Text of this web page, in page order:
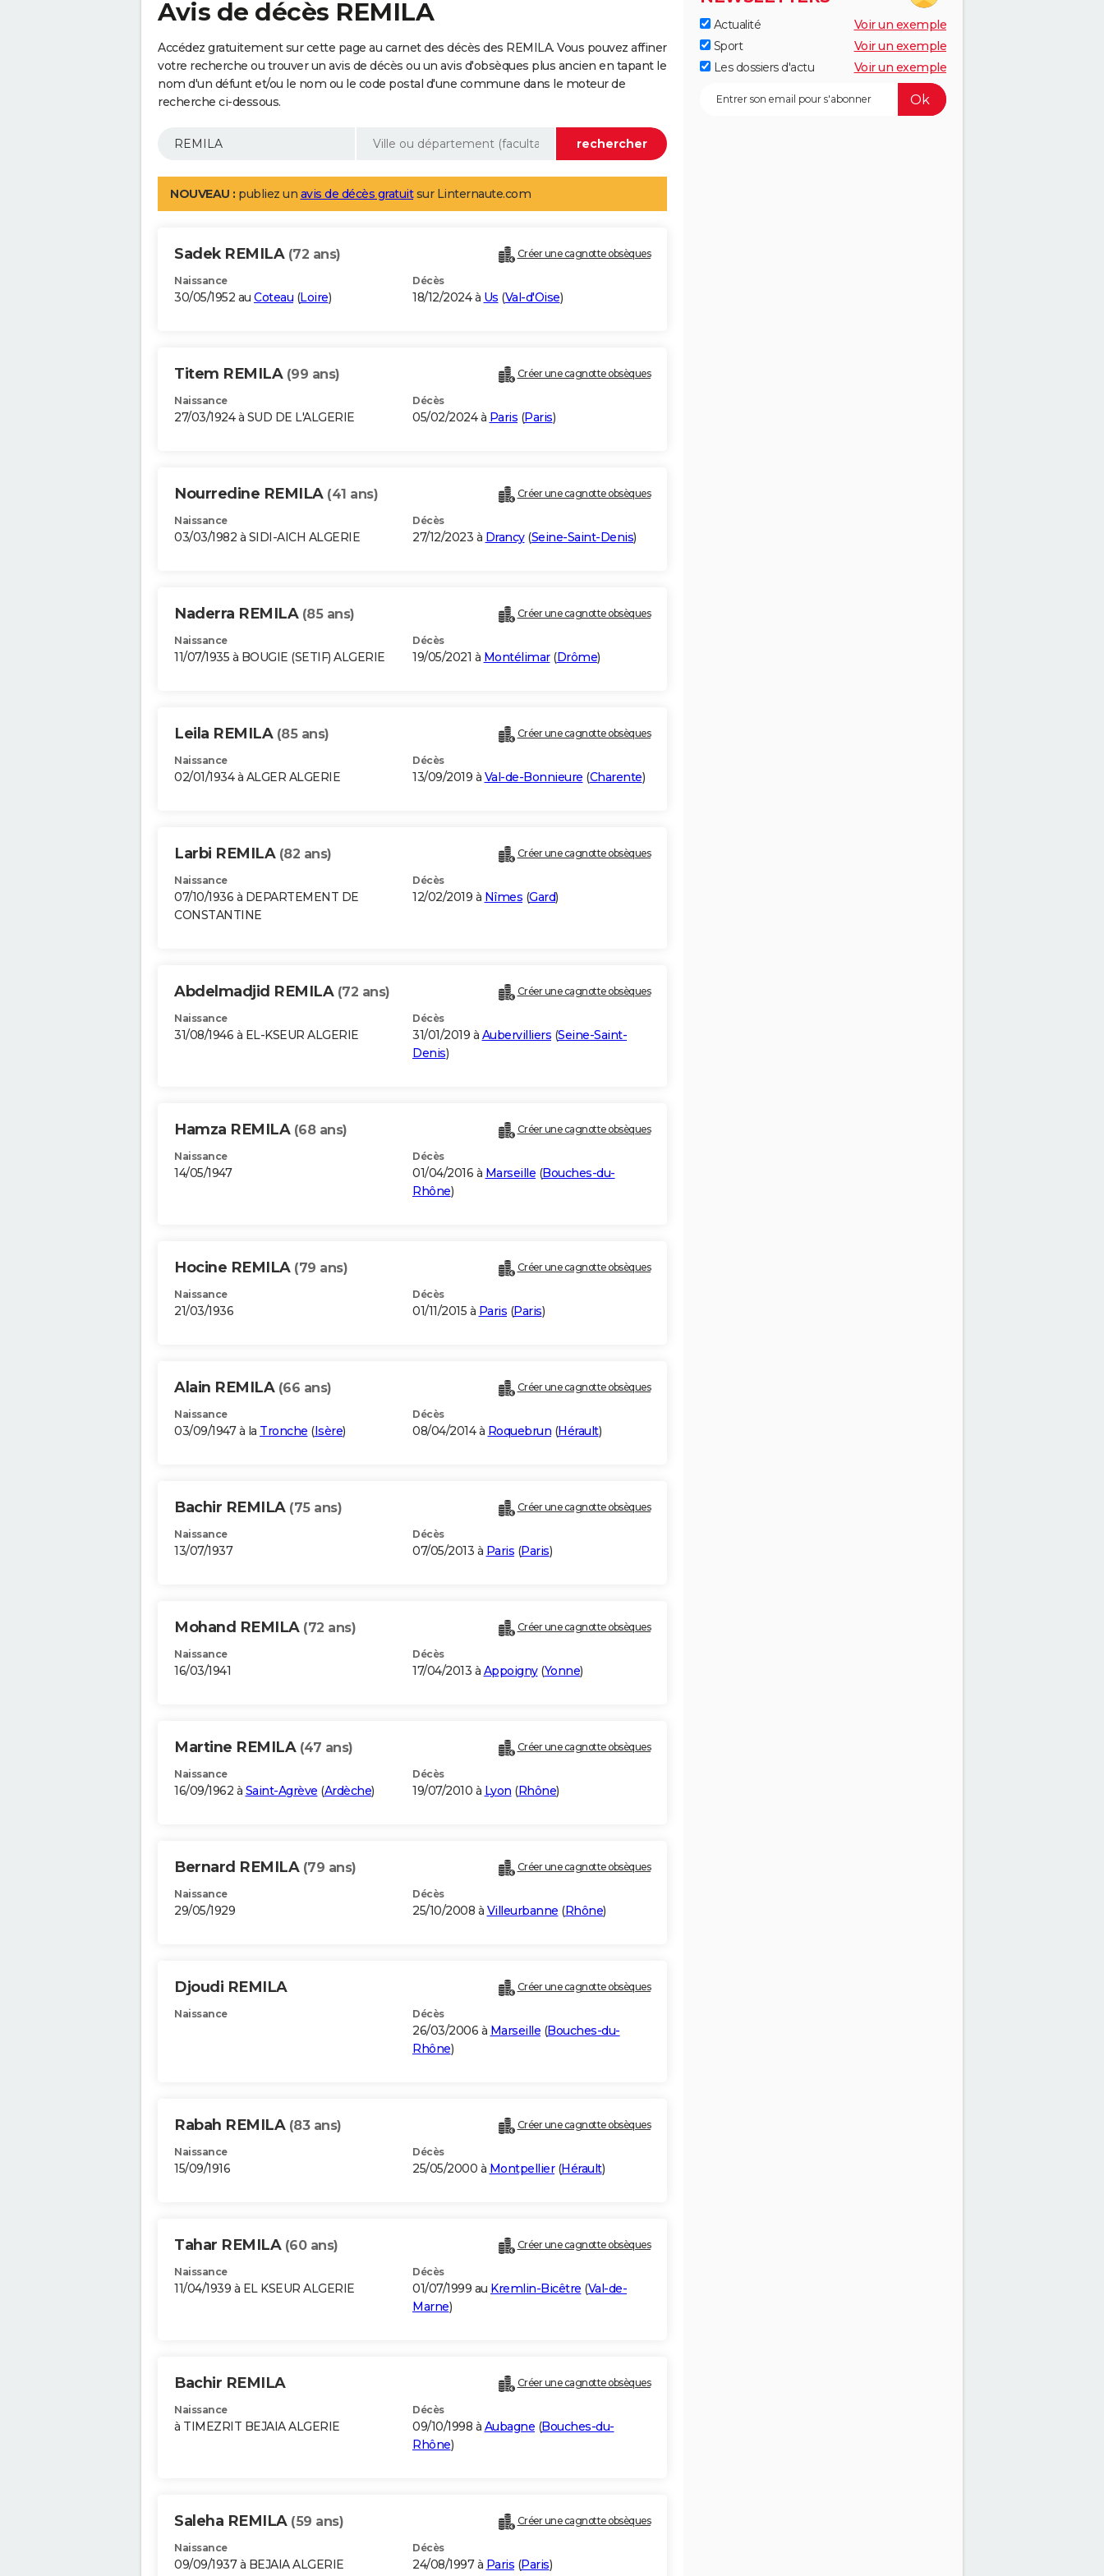
Avis de décès REMILA
Accédez gratuitement sur cette page au carnet des décès des REMILA. Vous pouvez affiner
votre recherche ou trouver un avis de décès ou un avis d'obsèques plus ancien en tapant le
nom d'un défunt et/ou le nom ou le code postal d'une commune dans le moteur de
recherche ci-dessous.
NOUVEAU : publiez un avis de décès gratuitsur Linternaute.com
Sadek REMILA (72 ans) Créer une cagnotte obsèques
Naissance
30/05/1952 au Coteau (Loire)
Décès
18/12/2024 à Us (Val-d'Oise)
Titem REMILA (99 ans) Créer une cagnotte obsèques
Naissance
27/03/1924 à SUD DE L'ALGERIE
Décès
05/02/2024 à Paris (Paris)
Nourredine REMILA (41 ans) Créer une cagnotte obsèques
Naissance
03/03/1982 à SIDI-AICH ALGERIE
Décès
27/12/2023 à Drancy(Seine-Saint-Denis)
Naderra REMILA (85 ans) Créer une cagnotte obsèques
Naissance
11/07/1935 à BOUGIE (SETIF) ALGERIE
Décès
19/05/2021 à Montélimar(Drôme)
Leila REMILA (85 ans) Créer une cagnotte obsèques
Naissance
02/01/1934 à ALGER ALGERIE
Décès
13/09/2019 à Val-de-Bonnieure (Charente)
Larbi REMILA (82 ans) Créer une cagnotte obsèques
Naissance
07/10/1936 à DEPARTEMENT DE
CONSTANTINE
Décès
12/02/2019 à Nîmes (Gard)
Abdelmadjid REMILA (72 ans) Créer une cagnotte obsèques
Naissance
31/08/1946 à EL-KSEUR ALGERIE
Décès
31/01/2019 à Aubervilliers (Seine-Saint-
Denis)
Hamza REMILA (68 ans) Créer une cagnotte obsèques
Naissance
14/05/1947
Décès
01/04/2016 à Marseille (Bouches-du-
Rhône)
Hocine REMILA (79 ans) Créer une cagnotte obsèques
Naissance
21/03/1936
Décès
01/11/2015 à Paris (Paris)
Alain REMILA (66 ans) Créer une cagnotte obsèques
Naissance
03/09/1947 à la Tronche (Isère)
Décès
08/04/2014 à Roquebrun (Hérault)
Bachir REMILA (75 ans) Créer une cagnotte obsèques
Naissance
13/07/1937
Décès
07/05/2013 à Paris (Paris)
Mohand REMILA (72 ans) Créer une cagnotte obsèques
Naissance
16/03/1941
Décès
17/04/2013 à Appoigny(Yonne)
Martine REMILA (47 ans) Créer une cagnotte obsèques
Naissance
16/09/1962 à Saint-Agrève (Ardèche)
Décès
19/07/2010 à Lyon (Rhône)
Bernard REMILA (79 ans) Créer une cagnotte obsèques
Naissance
29/05/1929
Décès
25/10/2008 à Villeurbanne (Rhône)
Djoudi REMILA Créer une cagnotte obsèques
Naissance Décès
26/03/2006 à Marseille (Bouches-du-
Rhône)
Rabah REMILA (83 ans) Créer une cagnotte obsèques
Naissance
15/09/1916
Décès
25/05/2000 à Montpellier(Hérault)
Tahar REMILA (60 ans) Créer une cagnotte obsèques
Naissance
11/04/1939 à EL KSEUR ALGERIE
Décès
01/07/1999 au Kremlin-Bicêtre (Val-de-
Marne)
Bachir REMILA Créer une cagnotte obsèques
Naissance
à TIMEZRIT BEJAIA ALGERIE
Décès
09/10/1998 à Aubagne (Bouches-du-
Rhône)
Saleha REMILA (59 ans) Créer une cagnotte obsèques
Naissance
09/09/1937 à BEJAIA ALGERIE
Décès
24/08/1997 à Paris (Paris)
Actualité
Voir un exemple
Sport
Voir un exemple
Les dossiers d'actu
Voir un exemple